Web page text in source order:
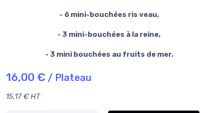
- 6 mini-bouchées ris veau,
- 3 mini-bouchées à la reine,
- 3 mini bouchées au fruits de mer.
16,00 € / Plateau
15,17 € HT